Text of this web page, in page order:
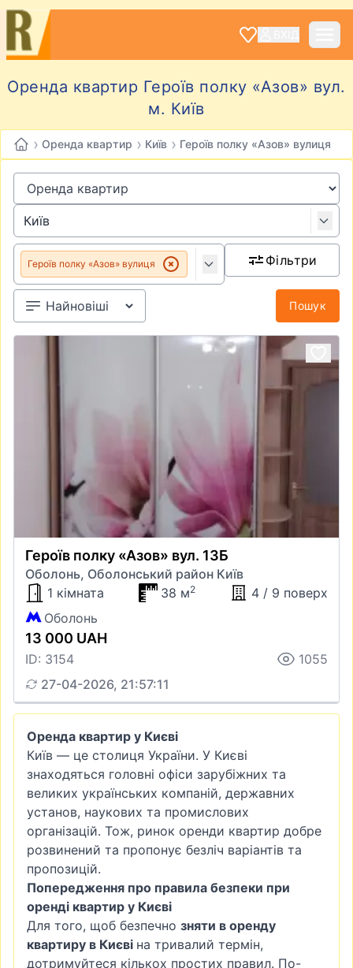
Оренда квартир Героїв полку «Азов» вул.
м. Київ
› Оренда квартир › Київ › Героїв полку «Азов» вулиця
Героїв полку «Азов» вулиця Фільтри
Пошук
Героїв полку «Азов» вул. 13Б
Оболонь, Оболонський район Київ
1 кімната
38 м2
4 / 9 поверх
Оболонь
13 000 UAH
ID: 3154
1055
27-04-2026, 21:57:11
Оренда квартир у Києві
Київ — це столиця України. У Києві
знаходяться головні офіси зарубіжних та
великих українських компаній, державних
установ, наукових та промислових
організацій. Тож, ринок оренди квартир добре
розвинений та пропонує безліч варіантів та
пропозицій.
Попередження про правила безпеки при
оренді квартир у Києві
Для того, щоб безпечно зняти в оренду
квартиру в Києві на тривалий термін,
дотримуйтеся кількох простих правил. По-